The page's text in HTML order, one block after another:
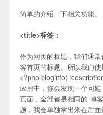
简单的介绍一下相关功能。
<title>标签：
作为网页的标题，我们通
客首页的标题。所以我们
<?php bloginfo(
应用中，你会发现一个问
页面，全部都是相同的“博
题，我会单独拿出来在后面